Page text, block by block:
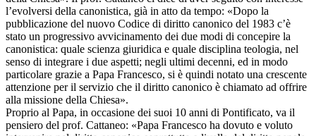
l’evolversi della canonistica, già in atto da tempo: «Dopo la
pubblicazione del nuovo Codice di diritto canonico del 1983 c’è
stato un progressivo avvicinamento dei due modi di concepire la
canonistica: quale scienza giuridica e quale disciplina teologia, nel
senso di integrare i due aspetti; negli ultimi decenni, ed in modo
particolare grazie a Papa Francesco, si è quindi notato una crescente
attenzione per il servizio che il diritto canonico è chiamato ad offrire
alla missione della Chiesa».
Proprio al Papa, in occasione dei suoi 10 anni di Pontificato, va il
pensiero del prof. Cattaneo: «Papa Francesco ha dovuto e voluto